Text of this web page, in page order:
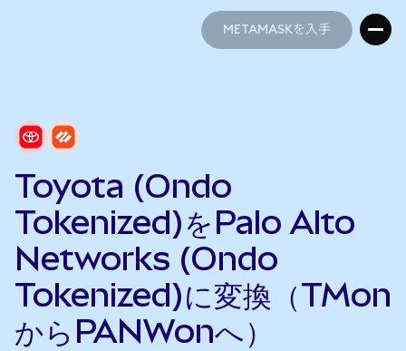
METAMASKを入手
Toyota (Ondo
Tokenized)をPalo Alto
Networks (Ondo
Tokenized)に変換（TMon
からPANWonへ）